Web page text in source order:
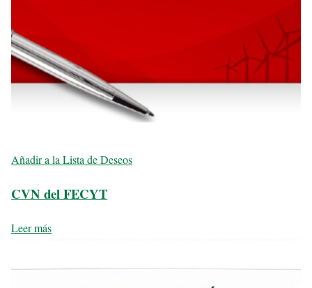
Añadir a la Lista de Deseos
CVN del FECYT
Leer más